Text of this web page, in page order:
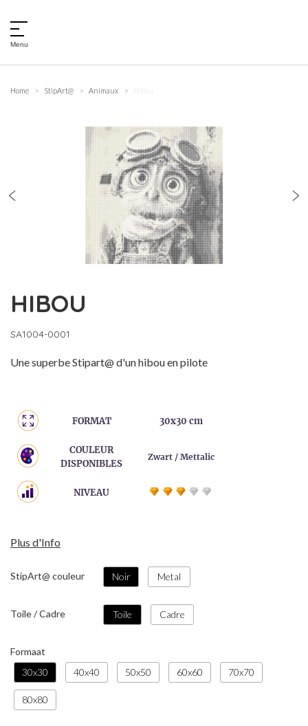
Menu
Home StipArt@ Animaux
HIBOU
SA1004-0001
Une superbe Stipart@ d'un hibou en pilote
FORMAT 30x30 cm
COULEUR
DISPONIBLES
Zwart / Mettalic
NIVEAU
Plus d'Info
StipArt@ couleur Noir Metal
Toile / Cadre Toile Cadre
Formaat
30x30
40x40 50x50 60x60 70x70
80x80